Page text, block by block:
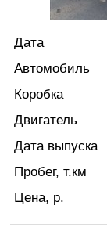
Дата
Автомобиль
Коробка
Двигатель
Дата выпуска
Пробег, т.км
Цена, р.